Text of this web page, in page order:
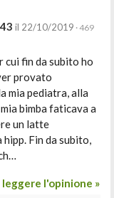
il 22/10/2019 · 469
cui fin da subito ho
provato
mia pediatra, alla
bimba faticava a
un latte
Fin da subito,
leggere l'opinione »